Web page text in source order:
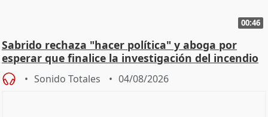
00:46
Sabrido rechaza "hacer política" y aboga por
esperar que finalice la investigación del incendio
Sonido Totales 04/08/2026